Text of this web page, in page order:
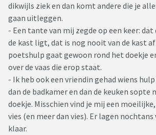
dikwijls ziek en dan komt andere die je
gaan uitleggen.
- Een tante van mij zegde op een keer:
de kast ligt, dat is nog nooit van de kast af
poetshulp gaat gewoon rond het doekje
over de vaas die erop staat.
- Ik heb ook een vriendin gehad wiens
dan de badkamer en dan de keuken
doekje. Misschien vind je mij een
vies (en meer dan vies). Er lagen
klaar.